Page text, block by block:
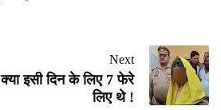
Next
इसी दिन के लिए 7 फेरे
लिए थे !